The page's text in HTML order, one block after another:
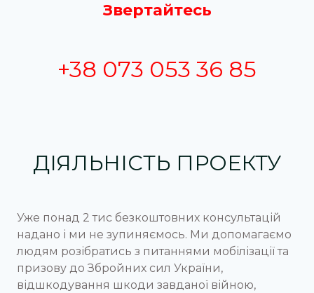
Звертайтесь
+38 073 053 36 85
ДІЯЛЬНІСТЬ ПРОЕКТУ
Уже понад 2 тис безкоштовних консультацій
надано і ми не зупиняємось. Ми допомагаємо
людям розібратись з питаннями мобілізації та
призову до Збройних сил України,
відшкодування шкоди завданої війною,